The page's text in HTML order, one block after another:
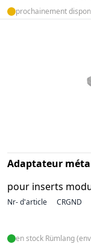
prochainement
Adaptateur
pour inserts
Nr- d'article CRGND
en stock Rümlang